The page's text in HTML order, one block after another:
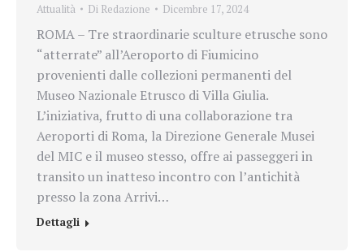
Attualità Di Redazione Dicembre 17, 2024
ROMA – Tre straordinarie sculture etrusche sono
“atterrate” all’Aeroporto di Fiumicino
provenienti dalle collezioni permanenti del
Museo Nazionale Etrusco di Villa Giulia.
L’iniziativa, frutto di una collaborazione tra
Aeroporti di Roma, la Direzione Generale Musei
del MIC e il museo stesso, offre ai passeggeri in
transito un inatteso incontro con l’antichità
presso la zona Arrivi…
Dettagli